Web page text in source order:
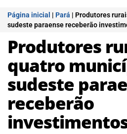
Página inicial | Pará | Produtores
sudeste paraense receberão
Produtores
quatro
sudeste
receberão